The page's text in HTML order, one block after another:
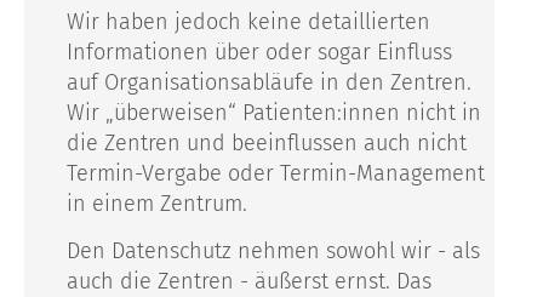
Wir haben jedoch keine detaillierten
Informationen über oder sogar Einfluss
auf Organisationsabläufe in den Zentren.
Wir „überweisen“ Patienten:innen nicht in
die Zentren und beeinflussen auch nicht
Termin-Vergabe oder Termin-Management
in einem Zentrum.
Den Datenschutz nehmen sowohl wir - als
auch die Zentren - äußerst ernst. Das